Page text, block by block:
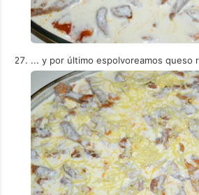
... y por último espolvoreamos queso